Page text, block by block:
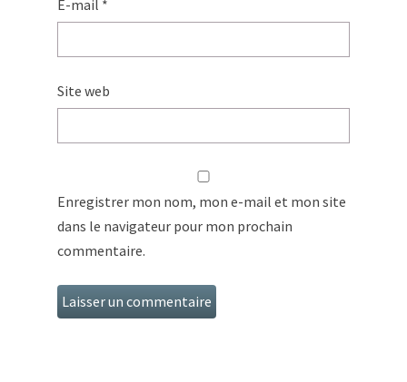
E-mail *
Site web
Enregistrer mon nom, mon e-mail et mon site
dans le navigateur pour mon prochain
commentaire.